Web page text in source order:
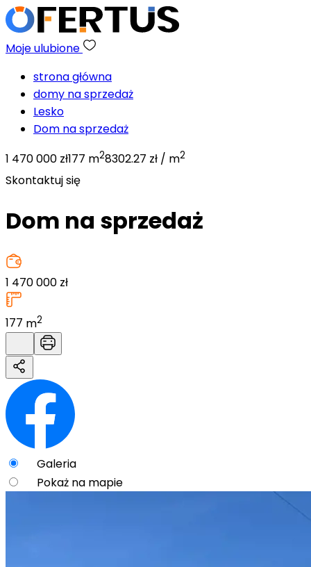
Moje ulubione
strona główna
domy na sprzedaż
Lesko
Dom na sprzedaż
1 470 000 zł177 m28302.27 zł / m2
Skontaktuj się
Dom na sprzedaż
1 470 000 zł
177 m2
Galeria
Pokaż na mapie